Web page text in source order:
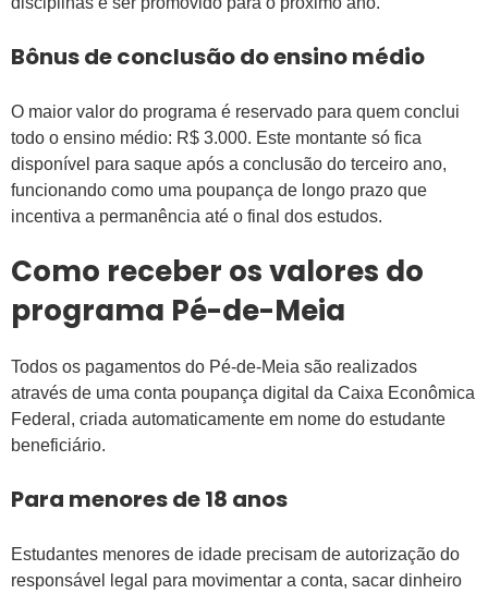
Bônus de conclusão do ensino médio
O maior valor do programa é reservado para quem conclui
todo o ensino médio: R$ 3.000. Este montante só fica
disponível para saque após a conclusão do terceiro ano,
funcionando como uma poupança de longo prazo que
incentiva a permanência até o final dos estudos.
Como receber os valores do
programa Pé-de-Meia
Todos os pagamentos do Pé-de-Meia são realizados
através de uma conta poupança digital da Caixa Econômica
Federal, criada automaticamente em nome do estudante
beneficiário.
Para menores de 18 anos
Estudantes menores de idade precisam de autorização do
responsável legal para movimentar a conta, sacar dinheiro